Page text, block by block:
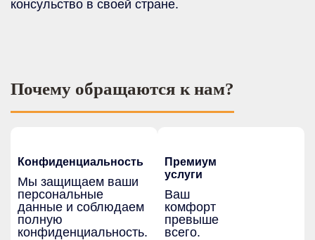
консульство в своей стране.
Почему обращаются к нам?
Конфиденциальность
Мы защищаем ваши
персональные
данные и соблюдаем
полную
конфиденциальность.
Премиум
услуги
Ваш
комфорт
превыше
всего.